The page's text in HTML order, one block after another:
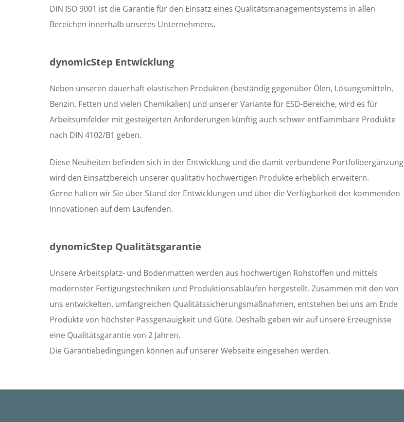
DIN ISO 9001 ist die Garantie für den Einsatz eines Qualitätsmanagementsystems in allen
Bereichen innerhalb unseres Unternehmens.
dynomicStep Entwicklung
Neben unseren dauerhaft elastischen Produkten (beständig gegenüber Ölen, Lösungsmitteln,
Benzin, Fetten und vielen Chemikalien) und unserer Variante für ESD-Bereiche, wird es für
Arbeitsumfelder mit gesteigerten Anforderungen künftig auch schwer entflammbare Produkte
nach DIN 4102/B1 geben.
Diese Neuheiten befinden sich in der Entwicklung und die damit verbundene Portfolioergänzung
wird den Einsatzbereich unserer qualitativ hochwertigen Produkte erheblich erweitern.
Gerne halten wir Sie über Stand der Entwicklungen und über die Verfügbarkeit der kommenden
Innovationen auf dem Laufenden.
dynomicStep Qualitätsgarantie
Unsere Arbeitsplatz- und Bodenmatten werden aus hochwertigen Rohstoffen und mittels
modernster Fertigungstechniken und Produktionsabläufen hergestellt. Zusammen mit den von
uns entwickelten, umfangreichen Qualitätssicherungsmaßnahmen, entstehen bei uns am Ende
Produkte von höchster Passgenauigkeit und Güte. Deshalb geben wir auf unsere Erzeugnisse
eine Qualitätsgarantie von 2 Jahren.
Die Garantiebedingungen können auf unserer Webseite eingesehen werden.